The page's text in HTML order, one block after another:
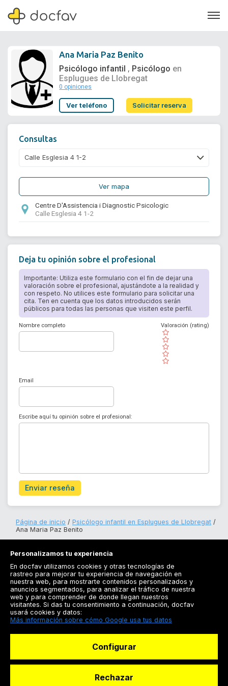
Quiénes somos
Ana Maria Paz Benito
Psicólogo infantil , Psicólogo en
Esplugues de Llobregat
0 opiniones
Ver teléfono Solicitar reserva
Consultas
Ver mapa
Centre D'Assistencia i Diagnostic Psicologic
Calle Esglesia 4 1-2
Deja tu opinión sobre el profesional
Importante: Utiliza este formulario con el fin de dejar una
valoración sobre el profesional, ajustándote a la realidad y
con respeto. No utilices este formulario para solicitar una
cita. Ten en cuenta que los datos introducidos serán
públicos para todas las personas que visiten este perfil.
Nombre completo
( )
( )
( )
( )
( )
Valoración (rating)
Email
Escribe aquí tu opinión sobre el profesional:
Enviar reseña
Página de inicio
Psicólogo infantil en Esplugues de Llobregat
Ana Maria Paz Benito
Registrarse
Docfav
Especialistas
Personalizamos tu experiencia
En docfav utilizamos cookies y otras tecnologías de
rastreo para mejorar tu experiencia de navegación en
nuestra web, para mostrarte contenidos personalizados y
anuncios segmentados, para analizar el tráfico de nuestra
web y para comprender de donde llegan nuestros
visitantes. Si das tu consentimiento a continuación, docfav
usará cookies y datos:
Más información sobre cómo Google usa tus datos
Configurar
Rechazar